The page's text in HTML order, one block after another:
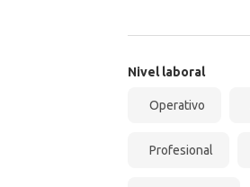
Nivel laboral
Operativo
Profesional